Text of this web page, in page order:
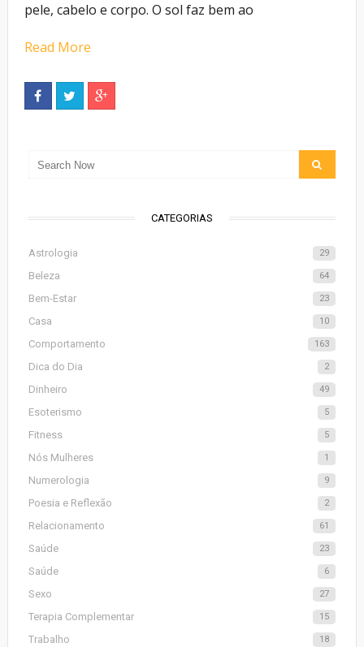
pele, cabelo e corpo. O sol faz bem ao
Read More
CATEGORIAS
Astrologia 29
Beleza 64
Bem-Estar 23
Casa 10
Comportamento 163
Dica do Dia 2
Dinheiro 49
Esoterismo 5
Fitness 5
Nós Mulheres 1
Numerologia 9
Poesia e Reflexão 2
Relacionamento 61
Saúde 23
Saúde 6
Sexo 27
Terapia Complementar 15
Trabalho 18